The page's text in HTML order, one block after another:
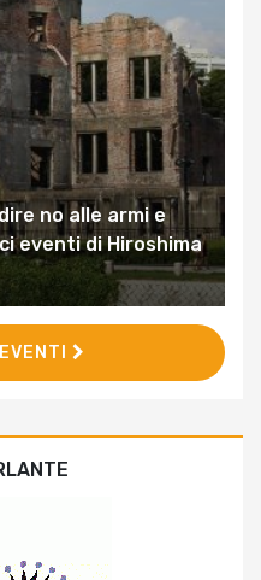
no alle armi e
eventi di Hiroshima